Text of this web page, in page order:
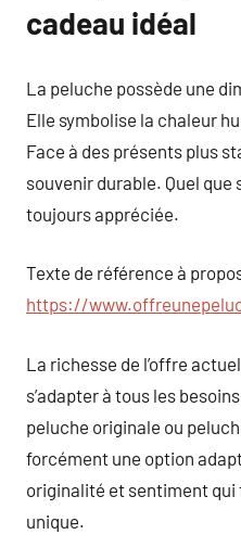
cadeau idéal
La peluche possède une
Elle symbolise la chaleur
Face à des présents plus
souvenir durable. Quel
toujours appréciée.
Texte de référence à
https://
La richesse de l’offre
s’adapter à tous les
peluche originale ou
forcément une option
originalité et sentiment qui
unique.